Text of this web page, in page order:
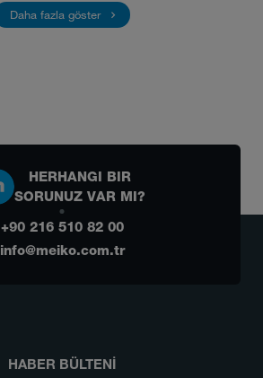
Daha fazla göster
HERHANGI BIR
SORUNUZ VAR MI?
+90 216 510 82 00
info@meiko.com.tr
HABER BÜLTENİ